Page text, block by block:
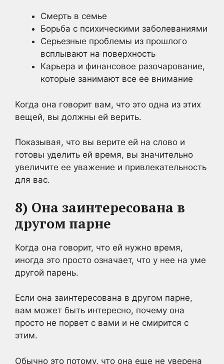
Смерть в семье
Борьба с психическими заболеваниями
Серьезные проблемы из прошлого
всплывают на поверхность
Карьера и финансовое разочарование,
которые занимают все ее внимание
Когда она говорит вам, что это одна из этих
вещей, вы должны ей верить.
Показывая, что вы верите ей на слово и
готовы уделить ей время, вы значительно
увеличите ее уважение и привлекательность
для вас.
8) Она заинтересована в
другом парне
Когда она говорит, что ей нужно время,
иногда это просто означает, что у нее на уме
другой парень.
Если она заинтересована в другом парне,
вам может быть интересно, почему она
просто не порвет с вами и не смирится с
этим.
Обычно это потому, что она еще не уверена